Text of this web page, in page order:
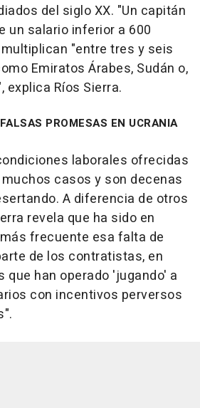
del siglo XX. "Un capitán
un salario inferior a 600
"entre tres y seis
Emiratos Árabes, Sudán o,
explica Ríos Sierra.
PROMESAS EN UCRANIA
laborales ofrecidas
casos y son decenas
A diferencia de otros
revela que ha sido en
frecuente esa falta de
de los contratistas, en
han operado 'jugando' a
con incentivos perversos